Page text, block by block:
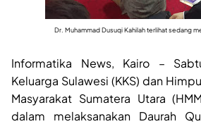
Dr. Muhammad Dusuqi Kahilah terlihat sedang
Informatika News, Kairo –
Keluarga Sulawesi (KKS) dan
Masyarakat Sumatera Utara
dalam melaksanakan Daurah